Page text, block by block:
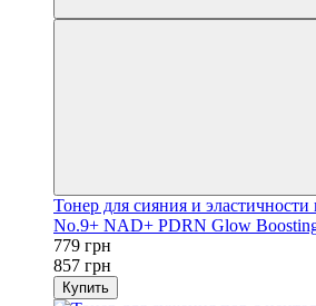
Тонер для сияния и
No.9+ NAD+ PDRN Glow
779 грн
857 грн
Купить